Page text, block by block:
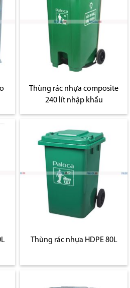
Thùng rác nhựa composite
240 lít nhập khẩu
Thùng rác nhựa HDPE 80L